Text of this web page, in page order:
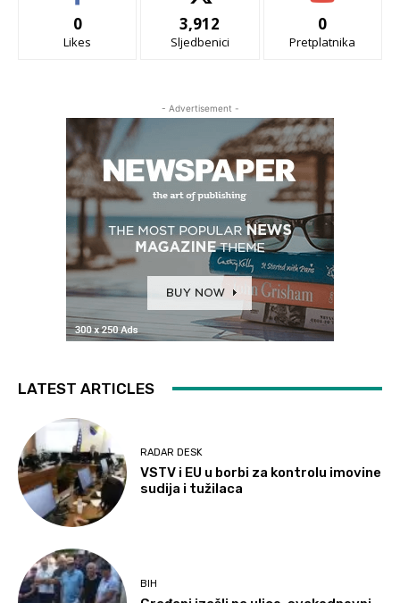
0
Likes
3,912
Sljedbenici
0
Pretplatnika
- Advertisement -
LATEST ARTICLES
RADAR DESK
VSTV i EU u borbi za kontrolu imovine
sudija i tužilaca
BIH